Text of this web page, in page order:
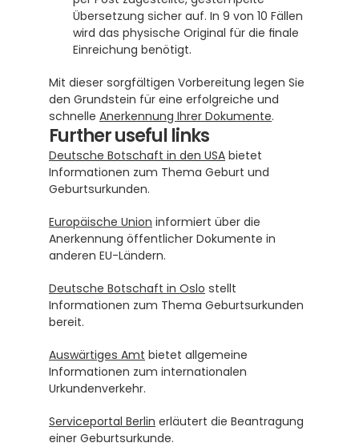
Übersetzung sicher auf. In 9 von 10 Fällen
wird das physische Original für die finale
Einreichung benötigt.
Mit dieser sorgfältigen Vorbereitung legen Sie
den Grundstein für eine erfolgreiche und
schnelle Anerkennung Ihrer Dokumente.
Further useful links
Deutsche Botschaft in den USA bietet
Informationen zum Thema Geburt und
Geburtsurkunden.
Europäische Union informiert über die
Anerkennung öffentlicher Dokumente in
anderen EU-Ländern.
Deutsche Botschaft in Oslo stellt
Informationen zum Thema Geburtsurkunden
bereit.
Auswärtiges Amt bietet allgemeine
Informationen zum internationalen
Urkundenverkehr.
Serviceportal Berlin erläutert die Beantragung
einer Geburtsurkunde.